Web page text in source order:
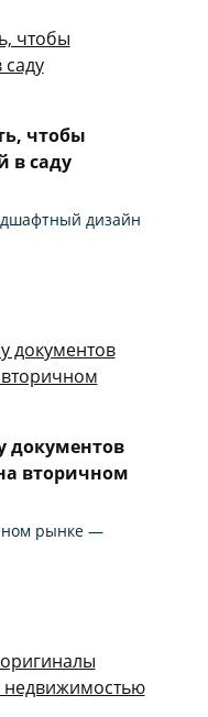
чтобы
в саду
дизайн
документов
вторичном
рынке —